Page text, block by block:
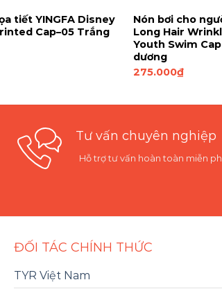
tiết YINGFA Disney
Cap–05 Trắng
Nón bơi cho
Long Hair
Youth Swim
dương
275.000₫
Tư vấn chuyên nghiệp
Hỗ trợ tư vấn hoàn toàn miễn
ĐỐI TÁC CHÍNH THỨC
TYR Việt Nam